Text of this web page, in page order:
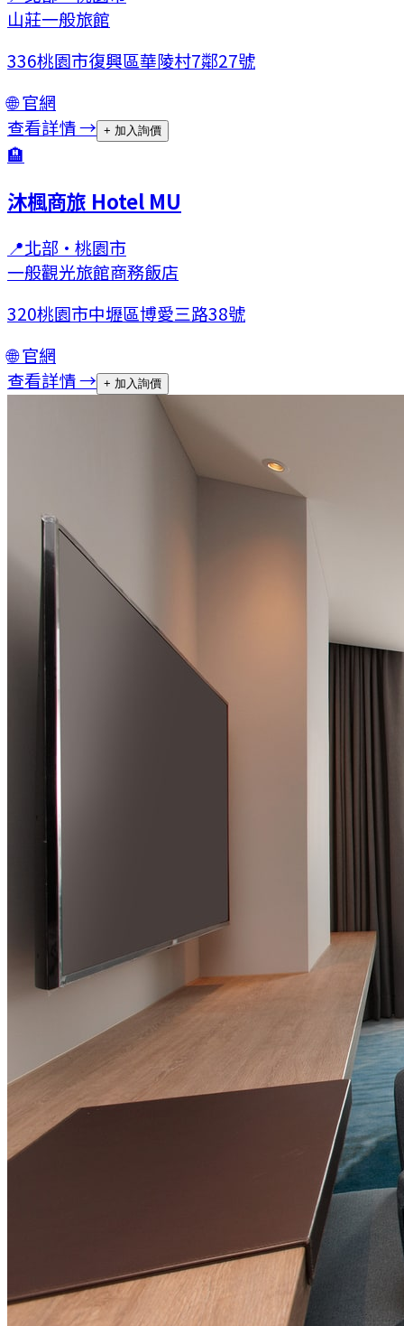
山莊一般旅館
336桃園市復興區華陵村7鄰27號
🌐 官網
查看詳情 → + 加入詢價
🏨
沐楓商旅 Hotel MU
📍北部 · 桃園市
一般觀光旅館商務飯店
320桃園市中壢區博愛三路38號
🌐 官網
查看詳情 → + 加入詢價